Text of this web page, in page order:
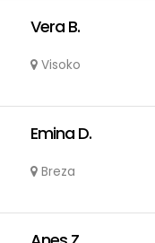
Vera B.
Visoko
Emina D.
Breza